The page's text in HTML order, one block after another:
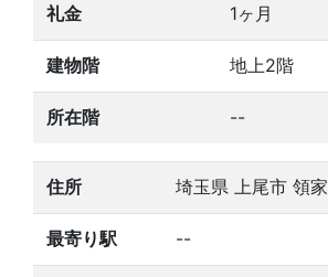
礼金 1ヶ月
建物階 地上2階
所在階 --
住所 埼玉県 上尾市 領家
最寄り駅 --